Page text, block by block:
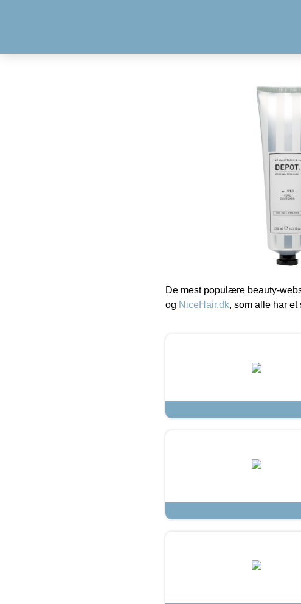
De mest populære beauty-
og NiceHair.dk, som alle har et